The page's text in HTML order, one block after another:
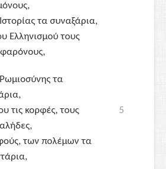
τα συναξάρια,
Ελληνισμού τους
τα
5
τις κορφές, τους
των πολέμων τα